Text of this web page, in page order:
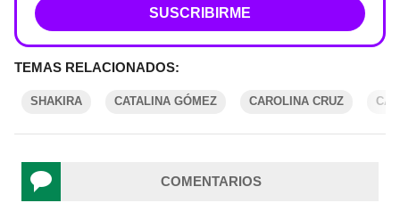
SUSCRIBIRME
TEMAS RELACIONADOS:
SHAKIRA CATALINA GÓMEZ CAROLINA CRUZ
COMENTARIOS